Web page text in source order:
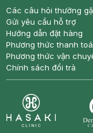
Các câu hỏi thường
Gửi yêu cầu hỗ trợ
Hướng dẫn đặt hàng
Phương thức thanh
Phương thức vận
Chính sách đổi trả